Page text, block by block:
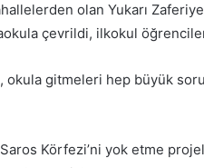
olan Yukarı
çevrildi, ilkokul
okula gitmeleri hep büyük
Körfezi’ni yok etme